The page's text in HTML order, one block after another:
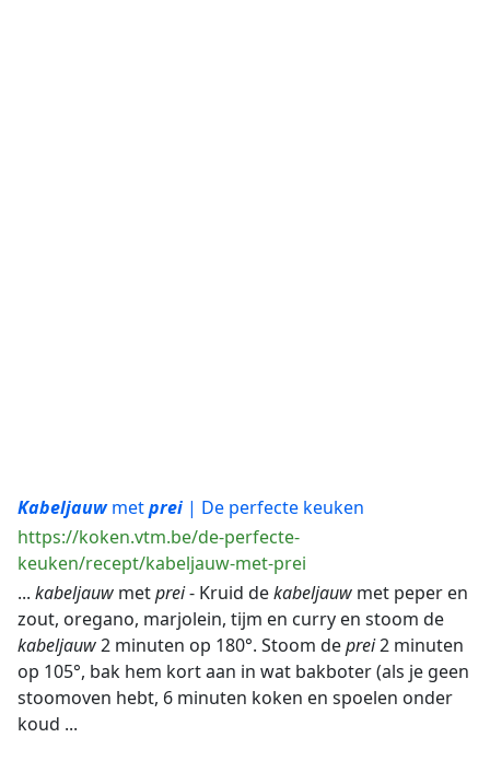
Kabeljauwmetprei | De perfecte keuken
https://koken.vtm.be/de-perfecte-
keuken/recept/kabeljauw-met-prei
... kabeljauw metprei- Kruid dekabeljauw met peper en
zout, oregano, marjolein, tijm en curry en stoom de
kabeljauw2 minuten op 180°. Stoom deprei2 minuten
op 105°, bak hem kort aan in wat bakboter (als je geen
stoomoven hebt, 6 minuten koken en spoelen onder
koud ...